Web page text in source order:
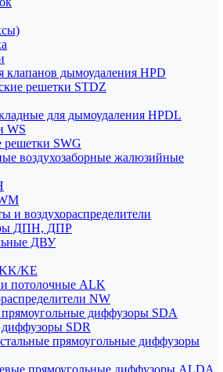
клапанов дымоудаления HPD
решетки STDZ
для дымоудаления HPDL
WS
решетки SWG
воздухозаборные жалюзийные
и воздухораспределители
ДПН, ДПР
ДВУ
KE
потолочные ALK
NW
диффузоры SDA
SDR
прямоугольные диффузоры
прямоугольные диффузоры ALDA